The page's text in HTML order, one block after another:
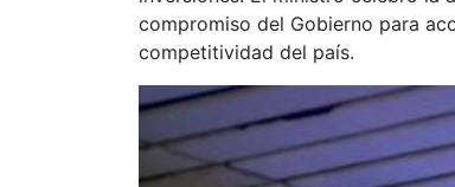
compromiso del Gobierno para
competitividad del país.